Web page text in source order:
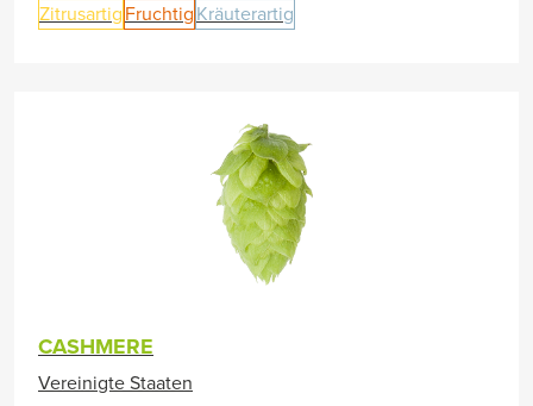
Zitrusartig Fruchtig Kräuterartig
CASHMERE
Vereinigte Staaten